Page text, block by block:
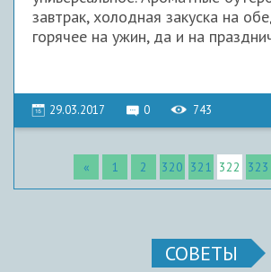
завтрак, холодная закуска на
горячее на ужин, да и на
29.03.2017 0 743
« 1 2 320 321 322 323
СОВЕТЫ